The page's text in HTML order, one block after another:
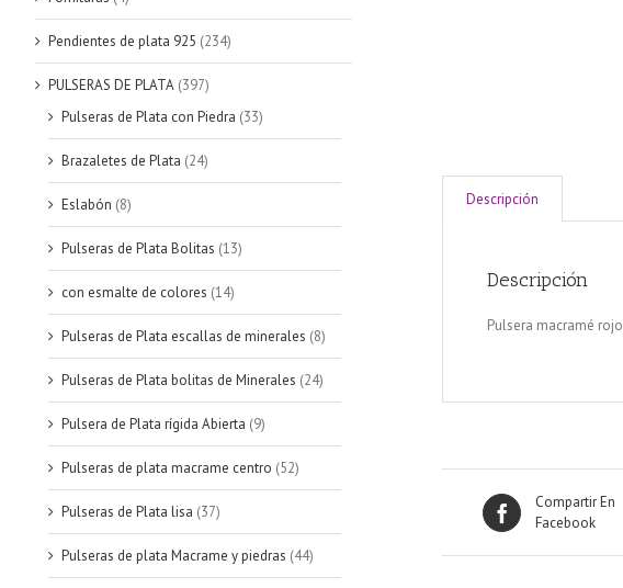
Descripción
Descripción
Pulsera macramé
Compartir En
Facebook
Pendientes de plata 925 (234)
PULSERAS DE PLATA (397)
Pulseras de Plata con Piedra (33)
Brazaletes de Plata (24)
Eslabón (8)
Pulseras de Plata Bolitas (13)
con esmalte de colores (14)
Pulseras de Plata escallas de minerales (8)
Pulseras de Plata bolitas de Minerales (24)
Pulsera de Plata rígida Abierta (9)
Pulseras de plata macrame centro (52)
Pulseras de Plata lisa (37)
Pulseras de plata Macrame y piedras (44)